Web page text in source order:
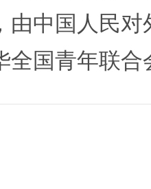
由中国人民
全国青年联合